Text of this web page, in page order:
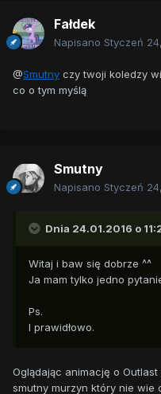
Fałdek
Napisano Styczeń
@Smutny czy twoji koledzy
co o tym myślą
Smutny
Napisano Styczeń
Dnia 24.01.2016 o
Witaj i baw się dobrze ^^
Ja mam tylko jedno
Ps.
I prawidłowo.
Oglądając animację o
smutny murzyn który nie wie